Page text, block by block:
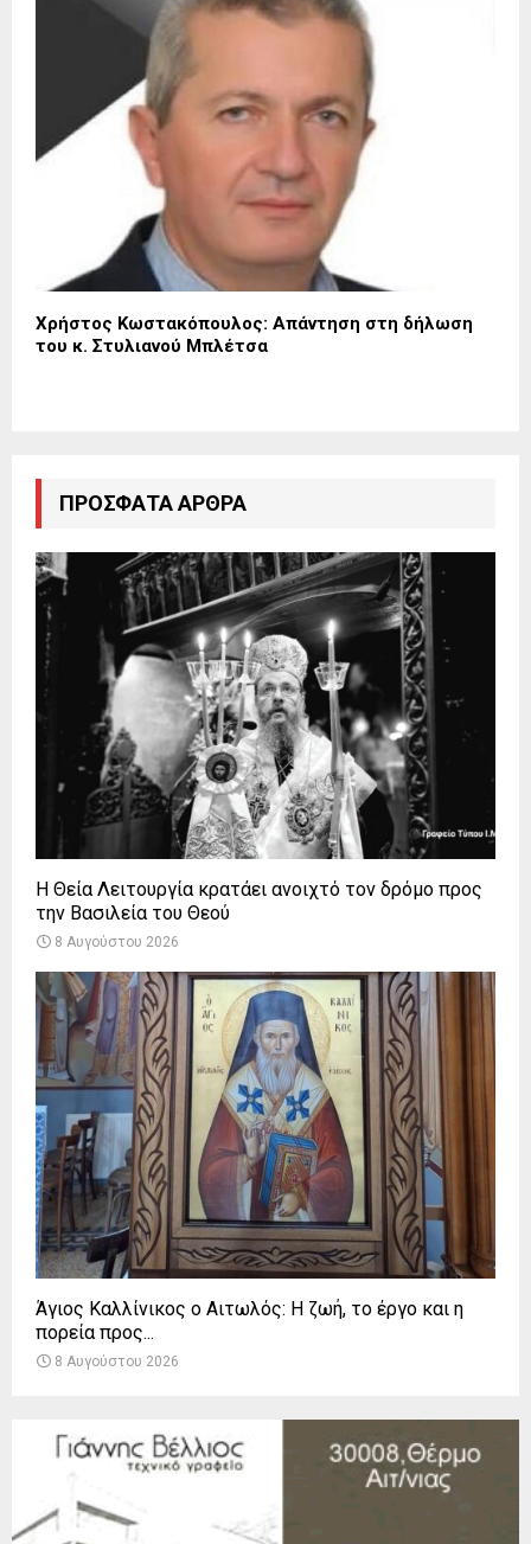
Χρήστος Κωστακόπουλος: Απάντηση στη δήλωση
του κ. Στυλιανού Μπλέτσα
ΠΡΌΣΦΑΤΑ ΆΡΘΡΑ
Η Θεία Λειτουργία κρατάει ανοιχτό τον δρόμο προς
την Βασιλεία του Θεού
8 Αυγούστου 2026
Άγιος Καλλίνικος ο Αιτωλός: Η ζωή, το έργο και η
πορεία προς...
8 Αυγούστου 2026